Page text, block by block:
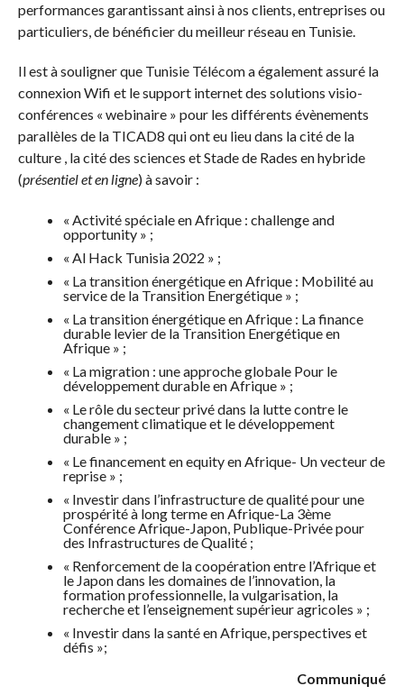
performances garantissant ainsi à nos clients, entreprises ou
particuliers, de bénéficier du meilleur réseau en Tunisie.
Il est à souligner que Tunisie Télécom a également assuré la
connexion Wifi et le support internet des solutions visio-
conférences « webinaire » pour les différents évènements
parallèles de la TICAD8 qui ont eu lieu dans la cité de la
culture , la cité des sciences et Stade de Rades en hybride
(présentiel et en ligne) à savoir :
« Activité spéciale en Afrique : challenge and
opportunity » ;
« Al Hack Tunisia 2022 » ;
« La transition énergétique en Afrique : Mobilité au
service de la Transition Energétique » ;
« La transition énergétique en Afrique : La finance
durable levier de la Transition Energétique en
Afrique » ;
« La migration : une approche globale Pour le
développement durable en Afrique » ;
« Le rôle du secteur privé dans la lutte contre le
changement climatique et le développement
durable » ;
« Le financement en equity en Afrique- Un vecteur de
reprise » ;
« Investir dans l’infrastructure de qualité pour une
prospérité à long terme en Afrique-La 3ème
Conférence Afrique-Japon, Publique-Privée pour
des Infrastructures de Qualité ;
« Renforcement de la coopération entre l’Afrique et
le Japon dans les domaines de l’innovation, la
formation professionnelle, la vulgarisation, la
recherche et l’enseignement supérieur agricoles » ;
« Investir dans la santé en Afrique, perspectives et
défis »;
Communiqué